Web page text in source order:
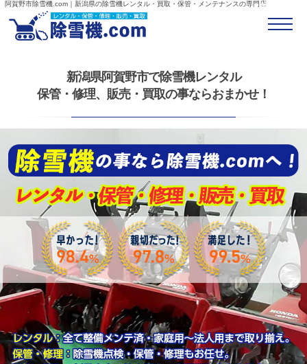
阿賀野市除雪機.com｜新潟県の除雪機レンタル・買取・保管・メンテナンスの専門店
新潟県阿賀野市で除雪機レンタル
保管・修理、販売・買取の事ならおまかせ！